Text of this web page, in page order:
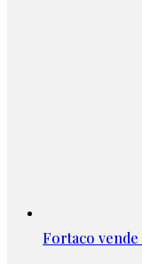
Fortaco